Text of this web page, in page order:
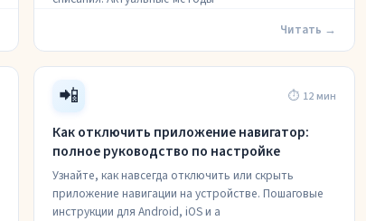
Читать →
📲 ⏱ 12 мин
Как отключить приложение навигатор:
полное руководство по настройке
Узнайте, как навсегда отключить или скрыть
приложение навигации на устройстве. Пошаговые
инструкции для Android, iOS и а